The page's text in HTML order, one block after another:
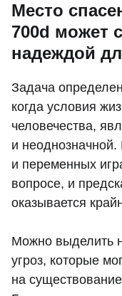
Место
700d может
надеждой
Задача
когда условия
человечества,
и
и переменных
вопросе, и
оказывается
Можно выделить
угроз, которые
на